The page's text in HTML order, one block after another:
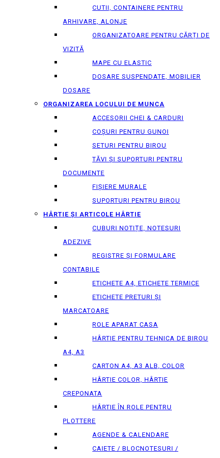
CUTII, CONTAINERE PENTRU
ARHIVARE, ALONJE
ORGANIZATOARE PENTRU CĂRȚI DE
VIZITĂ
MAPE CU ELASTIC
DOSARE SUSPENDATE, MOBILIER
DOSARE
ORGANIZAREA LOCULUI DE MUNCA
ACCESORII CHEI & СARDURI
COȘURI PENTRU GUNOI
SETURI PENTRU BIROU
TĂVI ȘI SUPORTURI PENTRU
DOCUMENTE
FIȘIERE MURALE
SUPORTURI PENTRU BIROU
HÂRTIE ȘI ARTICOLE HÂRTIE
CUBURI NOTIȚE, NOTESURI
ADEZIVE
REGISTRE ȘI FORMULARE
CONTABILE
ETICHETE A4, ETICHETE TERMICE
ETICHETE PRETURI ȘI
MARCATOARE
ROLE APARAT CASA
HÂRTIE PENTRU TEHNICA DE BIROU
A4, A3
CARTON A4, A3 ALB, COLOR
HÂRTIE COLOR, HÂRTIE
CREPONATA
HÂRTIE ÎN ROLE PENTRU
PLOTTERE
AGENDE & CALENDARE
CAIETE / BLOCNOTESURI /